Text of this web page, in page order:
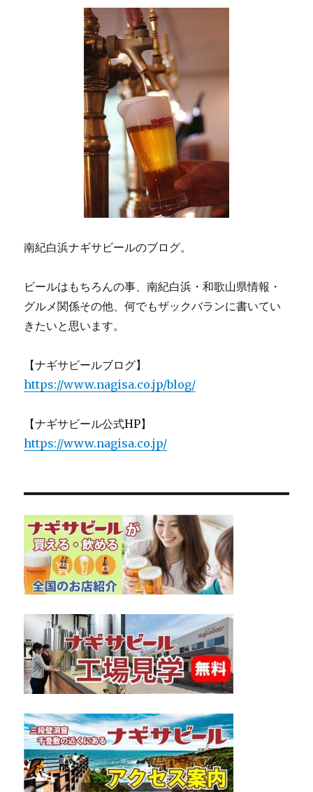
南紀白浜ナギサビールのブログ。
ビールはもちろんの事、南紀白浜・和歌山県情報・
グルメ関係その他、何でもザックバランに書いてい
きたいと思います。
【ナギサビールブログ】
https://www.nagisa.co.jp/blog/
【ナギサビール公式HP】
https://www.nagisa.co.jp/